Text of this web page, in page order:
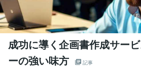
成功に導く企画書作成サー
ーの強い味方
記事